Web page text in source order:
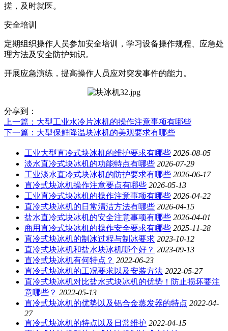
搓，及时就医。
安全培训
定期组织操作人员参加安全培训，学习设备操作规程、应急处
理方法及安全防护知识。
开展应急演练，提高操作人员应对突发事件的能力。
分享到：
上一篇 ：大型工业水冷片冰机的操作注意事项有哪些
下一篇 ：大型保鲜降温块冰机的美观要求有哪些
工业大型直冷式块冰机的维护要求有哪些 2026-08-05
淡水直冷式块冰机的功能特点有哪些 2026-07-29
工业淡水直冷式块冰机的防护要求有哪些 2026-06-17
直冷式块冰机操作注意要点有哪些 2026-05-13
工业直冷式块冰机的操作注意事项有哪些 2026-04-22
直冷式块冰机的日常清洁方法有哪些 2026-04-15
盐水直冷式块冰机的安全注意事项有哪些 2026-04-01
商用直冷式块冰机的操作安全要求有哪些 2025-11-28
直冷式块冰机的制冰过程与制冰要求 2023-10-12
直冷式块冰机和盐水块冰机哪个好？ 2023-09-13
直冷式块冰机有何特点？ 2022-06-23
直冷式块冰机的工况要求以及安装方法 2022-05-27
直冷式块冰机对比盐水式块冰机的优势！防止损坏要注
意哪些？ 2022-05-13
直冷式块冰机的优势以及铝合金蒸发器的特点 2022-04-
27
直冷式块冰机的特点以及日常维护 2022-04-15